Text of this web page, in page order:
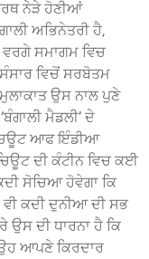
ਨੇੜੇ ਹੋਣੀਆਂ
ਅਭਿਨੇਤਰੀ ਹੈ,
ਵਰਗੇ ਸਮਾਗਮ ਵਿਚ
ਵਿਚੋਂ ਸਰਬੋਤਮ
ਉਸ ਨਾਲ ਪੁਣੇ
ਮੈਡਲੀ’ ਦੇ
ਆਫ ਇੰਡੀਆ
ਦੀ ਕੰਟੀਨ ਵਿਚ ਕਈ
ਸੋਚਿਆ ਹੋਵੇਗਾ ਕਿ
ਵੀ ਕਦੀ ਦੁਨੀਆ ਦੀ ਸਭ
ਉਸ ਦੀ ਧਾਰਨਾ ਹੈ ਕਿ
ਆਪਣੇ ਕਿਰਦਾਰ